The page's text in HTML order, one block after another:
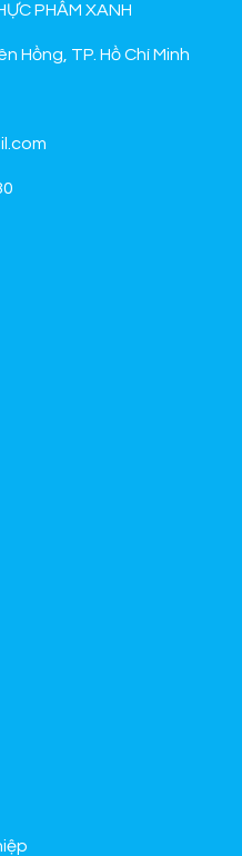
PHẨM XANH
Hồng, TP. Hồ Chí Minh